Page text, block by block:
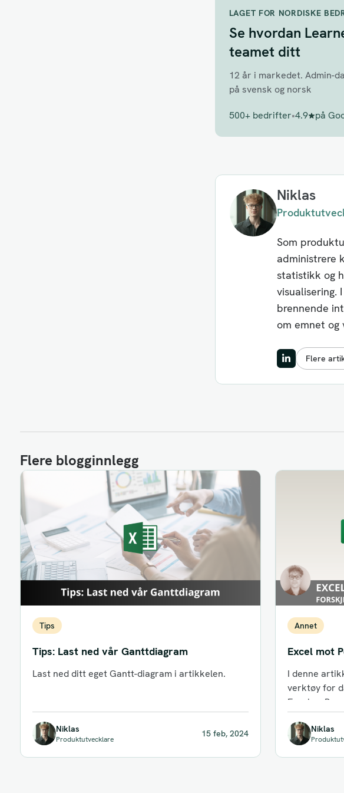
LAGET FOR NORDISKE
Se hvordan
teamet ditt
12 år i markedet. Admin-
på svensk og norsk
500+ bedrifter•4.9 på
Niklas
Som
administrere
statistikk og
visualisering.
brennende
om emnet og
Flere
Flere blogginnlegg
Tips
Tips: Last ned vår Ganttdiagram
Last ned ditt eget Gantt-diagram i artikkelen.
Niklas
Produktutvecklare
15 feb, 2024
Annet
Excel mot
I denne
verktøy for
Excel og
Niklas